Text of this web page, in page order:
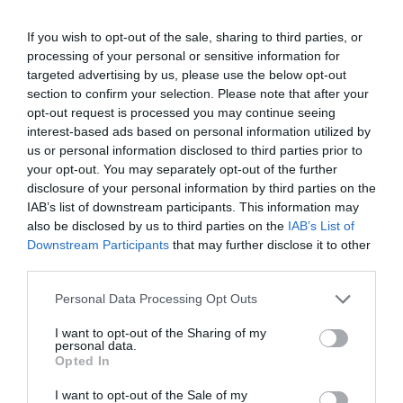
If you wish to opt-out of the sale, sharing to third parties, or
processing of your personal or sensitive information for
targeted advertising by us, please use the below opt-out
section to confirm your selection. Please note that after your
opt-out request is processed you may continue seeing
interest-based ads based on personal information utilized by
us or personal information disclosed to third parties prior to
your opt-out. You may separately opt-out of the further
disclosure of your personal information by third parties on the
IAB’s list of downstream participants. This information may
also be disclosed by us to third parties on the IAB’s List of
Downstream Participants that may further disclose it to other
Please note that this website/app uses one or more Google
not limited to your visit or usage behaviour. You may click to
grant or deny consent to Google and its third-party tags to
use your data for below specified purposes in below Google
consent section.
Personal Data Processing Opt Outs
I want to opt-out of the Sharing of my
personal data.
Opted In
I want to opt-out of the Sale of my
Επεκτείνεται στην Περιφέρεια
Δυτικής Μακεδονίας η
ηλεκτρονική πληρωμή των
τελών για τη μεταβίβαση